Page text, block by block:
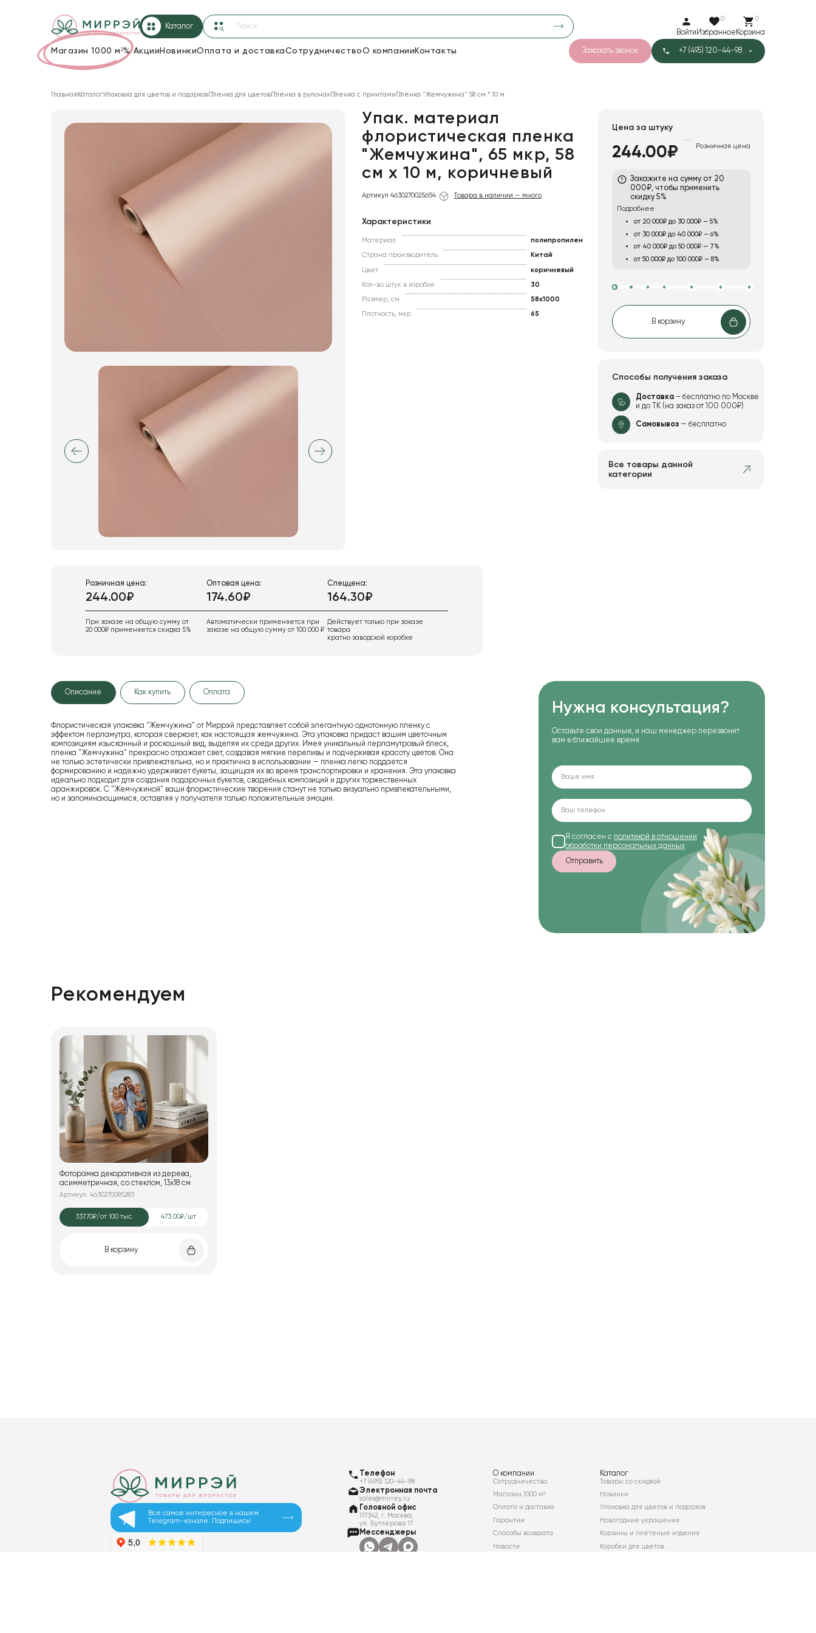
Каталог
Войти
0
Избранное
0
Корзина
Магазин 1000 м²%Акции НовинкиОплата и доставкаСотрудничествоО компании Контакты Заказать звонок +7 (495) 120-44-98
18
Сетка6
Корзины и плетеные изделия
Товары для флористов
Пакеты для цветов и подарков
Искусственные цветы и растения
Свечи
Главная КаталогУпаковка для цветов и подарковПленка для цветовПлёнка в рулонахПленка с принтами Плёнка "Жемчужина" 58 см * 10 м
Упак. материал
флористическая пленка
"Жемчужина", 65 мкр, 58
см х 10 м, коричневый
Артикул 4630270025654 Товара в наличии — много
Характеристики
Материал полипропилен
Страна производитель Китай
Цвет коричневый
Кол-во штук в коробке 30
Размер, см 58x1000
Плотность, мкр 65
Розничная цена:
244.00₽
При заказе на общую сумму от
20 000₽ применяется скидка 5%
Оптовая цена:
174.60₽
Автоматически применяется при
заказе на общую сумму от 100 000 ₽
Спеццена:
164.30₽
Действует только при заказе
товара
кратно заводской коробке
Цена за штуку
244.00₽ Розничная цена
Закажите на сумму от 20
000₽, чтобы применить
скидку 5%
Подробнее
от 20 000₽ до 30 000₽ — 5%
от 30 000₽ до 40 000₽ — 6%
от 40 000₽ до 50 000₽ — 7%
от 50 000₽ до 100 000₽ — 8%
В корзину
Способы получения заказа
Доставка– бесплатно по Москве
и до ТК (на заказ от 100 000₽)
Самовывоз— бесплатно
Все товары данной
категории
Описание Как купить Оплата
Флористическая упаковка "Жемчужина" от Миррэй представляет собой элегантную однотонную пленку с
эффектом перламутра, которая сверкает, как настоящая жемчужина. Эта упаковка придаст вашим цветочным
композициям изысканный и роскошный вид, выделяя их среди других. Имея уникальный перламутровый блеск,
пленка "Жемчужина" прекрасно отражает свет, создавая мягкие переливы и подчеркивая красоту цветов. Она
не только эстетически привлекательна, но и практична в использовании — пленка легко поддается
формированию и надежно удерживает букеты, защищая их во время транспортировки и хранения. Эта упаковка
идеально подходит для создания подарочных букетов, свадебных композиций и других торжественных
аранжировок. С "Жемчужиной" ваши флористические творения станут не только визуально привлекательными,
но и запоминающимися, оставляя у получателя только положительные эмоции.
Нужна консультация?
Оставьте свои данные, и наш менеджер перезвонит
вам в ближайшее время
Я согласен с политикой в отношении
обработки персональных данных
Отправить
Рекомендуем
Фоторамка декоративная из дерева,
асимметричная, со стеклом, 13x18 см
Артикул: 4630270085283
337.70₽/от 100 тыс. 473.00₽/шт
В корзину
Все самое интересное в нашем
Telegram-канале. Подпишись!
Телефон
+7 (495) 120-44-98
Электронная почта
sales@mirrey.ru
Головной офис
117342, г. Москва,
ул. Бутлерова 17
Мессенджеры
О компании
Сотрудничество
Магазин 1000 м²
Оплата и доставка
Гарантии
Способы возврата
Новости
Каталог
Товары со скидкой
Новинки
Упаковка для цветов и подарков
Новогодние украшения
Корзины и плетеные изделия
Коробки для цветов